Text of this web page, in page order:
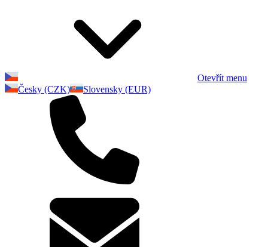
Otevřít menu
Česky (CZK)
Slovensky (EUR)